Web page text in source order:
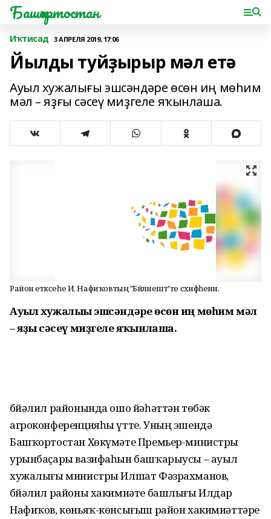
Башҡортостан
Иҡтисад 3 АПРЕЛЯ 2019, 17:06
Йылды туйҙырыр мәл етә
Ауыл хужалығы эшсәндәре өсөн иң мөһим
мәл – яҙғы сәсеү миҙгеле яҡынлаша.
Район етәксеһе И. Нафиҡовтың "Бәйләнештә"ге сәхифәһенән.
Ауыл хужалығы эшсәндәре өсөн иң мөһим мәл
– яҙғы сәсеү миҙгеле яҡынлаша.
Әбйәлил районында ошо йәһәттән төбәк
агроконференцияһы үтте. Уның эшендә
Башҡортостан Хөкүмәте Премьер-министры
урынбаҫары вазифаһын башҡарыусы – ауыл
хужалығы министры Илшат Фәзрахманов,
Әбйәлил районы хакимиәте башлығы Илдар
Нафиҡов, көньяҡ-көнсығыш район хакимиәттәре